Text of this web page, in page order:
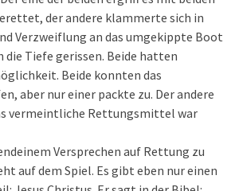
der andere klammerte sich in
Verzweiflung an das umgekippte Boot
die Tiefe gerissen. Beide hatten
Beide konnten das
aber nur einer packte zu. Der andere
vermeintliche Rettungsmittel war
Versprechen auf Rettung zu
auf dem Spiel. Es gibt eben nur einen